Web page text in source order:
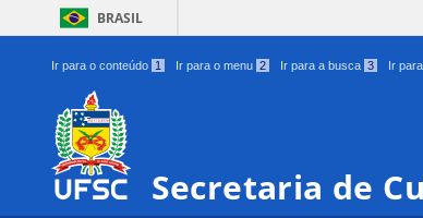
BRASIL
Ir para o conteúdo 1 Ir para o menu 2 Ir para a busca 3 Ir
Secretaria de